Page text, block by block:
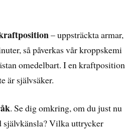
– uppsträckta armar,
så påverkas vår kroppskemi
omedelbart. I en kraftposition
är självsäker.
. Se dig omkring, om du just nu
Vilka uttrycker